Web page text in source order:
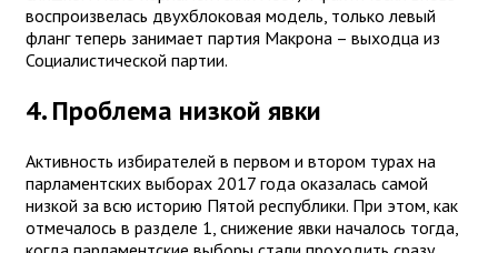
воспроизвелась двухблоковая модель, только левый
фланг теперь занимает партия Макрона – выходца из
Социалистической партии.
4. Проблема низкой явки
Активность избирателей в первом и втором турах на
парламентских выборах 2017 года оказалась самой
низкой за всю историю Пятой республики. При этом, как
отмечалось в разделе 1, снижение явки началось тогда,